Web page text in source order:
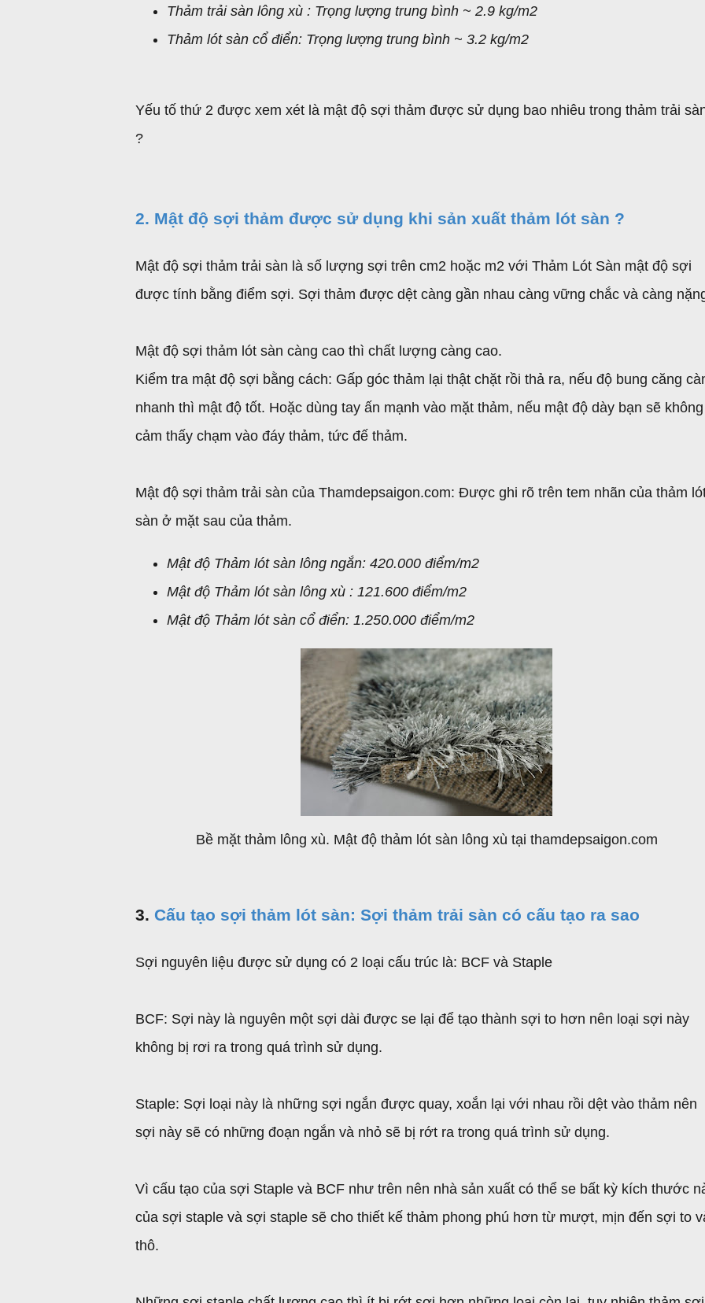
Thảm trải sàn lông xù : Trọng lượng trung bình ~ 2.9 kg/m2
Thảm lót sàn cổ điển: Trọng lượng trung bình ~ 3.2 kg/m2
Yếu tố thứ 2 được xem xét là mật độ sợi thảm được sử dụng bao nhiêu trong thảm trải
?
2. Mật độ sợi thảm được sử dụng khi sản xuất thảm lót sàn ?
Mật độ sợi thảm trải sàn là số lượng sợi trên cm2 hoặc m2 với Thảm Lót Sàn mật độ sợi
được tính bằng điểm sợi. Sợi thảm được dệt càng gần nhau càng vững chắc và càng
Mật độ sợi thảm lót sàn càng cao thì chất lượng càng cao.
Kiểm tra mật độ sợi bằng cách: Gấp góc thảm lại thật chặt rồi thả ra, nếu độ bung căng
nhanh thì mật độ tốt. Hoặc dùng tay ấn mạnh vào mặt thảm, nếu mật độ dày bạn sẽ không
cảm thấy chạm vào đáy thảm, tức đế thảm.
Mật độ sợi thảm trải sàn của Thamdepsaigon.com: Được ghi rõ trên tem nhãn của thảm
sàn ở mặt sau của thảm.
Mật độ Thảm lót sàn lông ngắn: 420.000 điểm/m2
Mật độ Thảm lót sàn lông xù : 121.600 điểm/m2
Mật độ Thảm lót sàn cổ điển: 1.250.000 điểm/m2
Bề mặt thảm lông xù. Mật độ thảm lót sàn lông xù tại thamdepsaigon.com
3. Cấu tạo sợi thảm lót sàn: Sợi thảm trải sàn có cấu tạo ra sao
Sợi nguyên liệu được sử dụng có 2 loại cấu trúc là: BCF và Staple
BCF: Sợi này là nguyên một sợi dài được se lại để tạo thành sợi to hơn nên loại sợi này
không bị rơi ra trong quá trình sử dụng.
Staple: Sợi loại này là những sợi ngắn được quay, xoắn lại với nhau rồi dệt vào thảm nên
sợi này sẽ có những đoạn ngắn và nhỏ sẽ bị rớt ra trong quá trình sử dụng.
Vì cấu tạo của sợi Staple và BCF như trên nên nhà sản xuất có thể se bất kỳ kích thước
của sợi staple và sợi staple sẽ cho thiết kế thảm phong phú hơn từ mượt, mịn đến sợi to
thô.